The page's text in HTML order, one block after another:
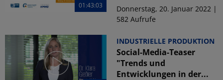
01:43:03
Donnerstag, 20. Januar 2022 |
582 Aufrufe
INDUSTRIELLE PRODUKTION
Social-Media-Teaser
"Trends und
Entwicklungen in der...